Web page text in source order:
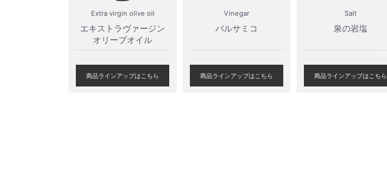
Extra virgin olive oil
エキストラヴァージン
オリーブオイル
商品ラインアップはこちら
Vinegar
バルサミコ
商品ラインアップはこちら
Salt
泉の岩塩
商品ラインアップはこちら